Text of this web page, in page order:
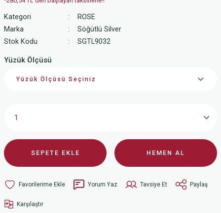
Kategori
ROSE
Marka
Söğütlü Silver
Stok Kodu
SGTL9032
Yüzük Ölçüsü
SEPETE EKLE HEMEN AL
Yorum Yaz Tavsiye Et Paylaş
Karşılaştır